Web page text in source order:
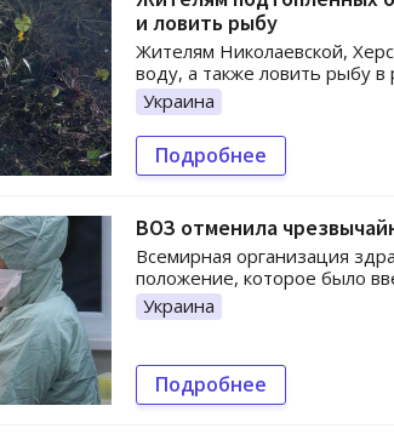
и ловить рыбу
Жителям Николаевской,
воду, а также ловить рыбу в
Украина
Подробнее
ВОЗ отменила
Всемирная организация
положение, которое было
Украина
Подробнее